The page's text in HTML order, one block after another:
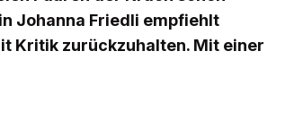
Johanna Friedli empfiehlt
Kritik zurückzuhalten. Mit einer